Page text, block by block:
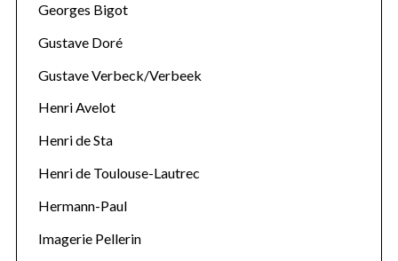
Georges Bigot
Gustave Doré
Gustave Verbeck/Verbeek
Henri Avelot
Henri de Sta
Henri de Toulouse-Lautrec
Hermann-Paul
Imagerie Pellerin